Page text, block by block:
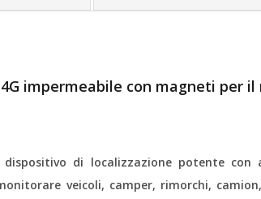
4G impermeabile con magneti per
dispositivo di localizzazione potente
veicoli, camper, rimorchi,